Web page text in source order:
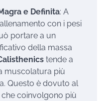
e Definita: A
con i pesi
portare a un
della massa
tende a
muscolatura più
Questo è dovuto al
coinvolgono più